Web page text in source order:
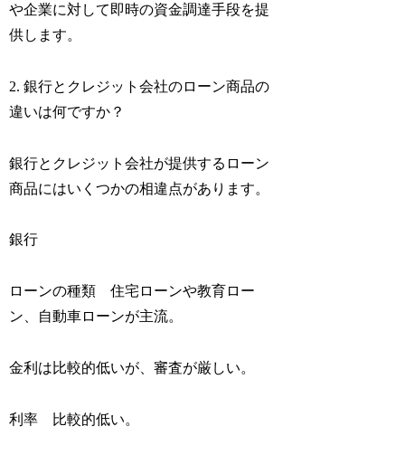
や企業に対して即時の資金調達手段を提
供します。
2. 銀行とクレジット会社のローン商品の
違いは何ですか？
銀行とクレジット会社が提供するローン
商品にはいくつかの相違点があります。
銀行
ローンの種類 住宅ローンや教育ロー
ン、自動車ローンが主流。
金利は比較的低いが、審査が厳しい。
利率 比較的低い。